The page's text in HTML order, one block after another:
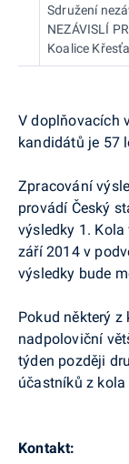
Sdružení
NEZÁVISLÍ
Koalice
V doplňovacích
kandidátů je 57
Zpracování
provádí Český
výsledky 1.
září 2014 v
výsledky bude
Pokud některý
nadpoloviční
týden později
účastníků z kola
Kontakt: